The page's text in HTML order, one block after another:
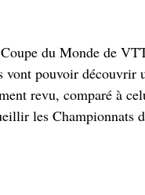
du Monde de
pouvoir découvrir
revu, comparé à
les Championnats